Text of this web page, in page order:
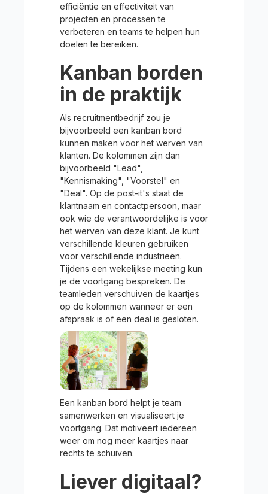
efficiëntie en effectiviteit van
projecten en processen te
verbeteren en teams te helpen hun
doelen te bereiken.
Kanban borden
in de praktijk
Als recruitmentbedrijf zou je
bijvoorbeeld een kanban bord
kunnen maken voor het werven van
klanten. De kolommen zijn dan
bijvoorbeeld "Lead",
"Kennismaking", "Voorstel" en
"Deal". Op de post-it's staat de
klantnaam en contactpersoon, maar
ook wie de verantwoordelijke is voor
het werven van deze klant. Je kunt
verschillende kleuren gebruiken
voor verschillende industrieën.
Tijdens een wekelijkse meeting kun
je de voortgang bespreken. De
teamleden verschuiven de kaartjes
op de kolommen wanneer er een
afspraak is of een deal is gesloten.
Een kanban bord helpt je team
samenwerken en visualiseert je
voortgang. Dat motiveert iedereen
weer om nog meer kaartjes naar
rechts te schuiven.
Liever digitaal?